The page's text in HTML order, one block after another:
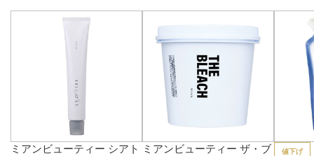
ミアンビューティー シアト ミアンビューティー ザ・ブ
値下げ